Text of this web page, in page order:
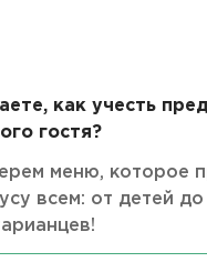
как учесть
гостя?
меню, которое
всем: от детей до